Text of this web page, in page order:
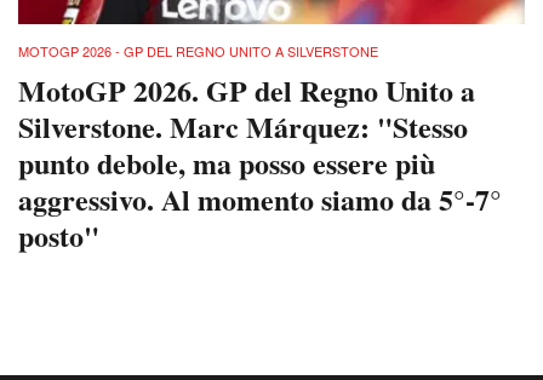
MOTOGP 2026 - GP DEL REGNO UNITO A SILVERSTONE
MotoGP 2026. GP del Regno Unito a
Silverstone. Marc Márquez: "Stesso
punto debole, ma posso essere più
aggressivo. Al momento siamo da 5°-7°
posto"